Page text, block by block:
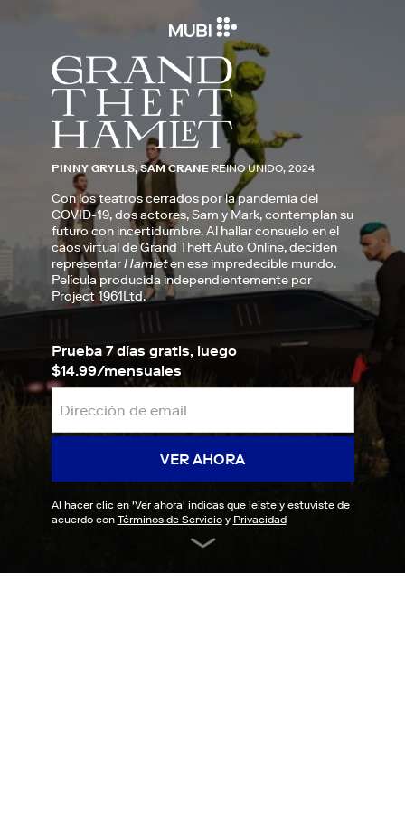
PINNY GRYLLS, SAM CRANE REINO UNIDO, 2024
Con los teatros cerrados por la pandemia del
COVID-19, dos actores, Sam y Mark, contemplan su
futuro con incertidumbre. Al hallar consuelo en el
caos virtual de Grand Theft Auto Online, deciden
representarHamleten ese impredecible mundo.
Película producida independientemente por
Project 1961Ltd.
Prueba 7 días gratis, luego
$14.99/mensuales
VER AHORA
Al hacer clic en 'Ver ahora' indicas que leíste y estuviste de
acuerdo con Términos de Servicioy Privacidad